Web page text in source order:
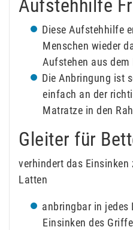
Aufstehhilfe
Diese Aufstehhilfe
Menschen wieder
Aufstehen aus dem
Die Anbringung ist
einfach an der
Matratze in den
Gleiter für
verhindert das Einsinken
Latten
anbringbar in jedes
Einsinken des